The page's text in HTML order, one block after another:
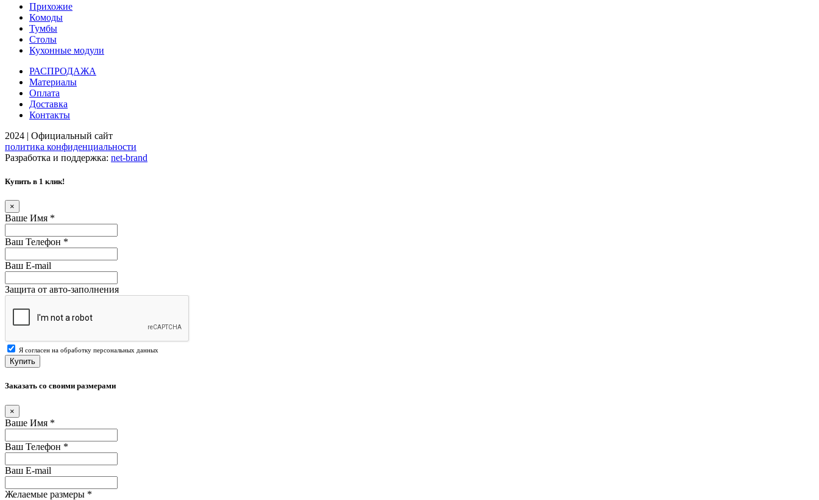
Прихожие
Комоды
Тумбы
Столы
Кухонные модули
РАСПРОДАЖА
Материалы
Оплата
Доставка
Контакты
2024 | Официальный сайт
политика конфиденциальности
Разработка и поддержка: net-brand
Купить в 1 клик!
×
Ваше Имя *
Ваш Телефон *
Ваш E-mail
Защита от авто-заполнения
Я согласен на обработку персональных данных
Купить
Заказать со своими размерами
×
Ваше Имя *
Ваш Телефон *
Ваш E-mail
Желаемые размеры *